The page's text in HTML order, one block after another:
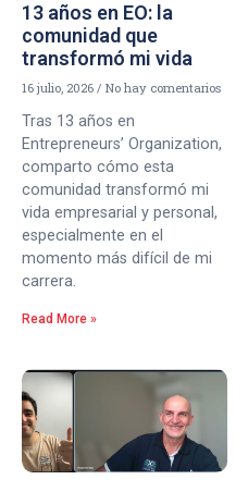
13 años en EO: la
comunidad que
transformó mi vida
16 julio, 2026 No hay comentarios
Tras 13 años en
Entrepreneurs’ Organization,
comparto cómo esta
comunidad transformó mi
vida empresarial y personal,
especialmente en el
momento más difícil de mi
carrera.
Read More »